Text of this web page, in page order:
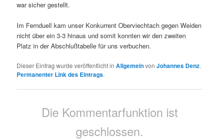
war sicher gestellt.
Im Fernduell kam unser Konkurrent Oberviechtach gegen Weiden
nicht über ein 3-3 hinaus und somit konnten wir den zweiten
Platz in der Abschlußtabelle für uns verbuchen.
Dieser Eintrag wurde veröffentlicht inAllgemeinvonJohannes Denz.
Permanenter Link des Eintrags.
Die Kommentarfunktion ist
geschlossen.